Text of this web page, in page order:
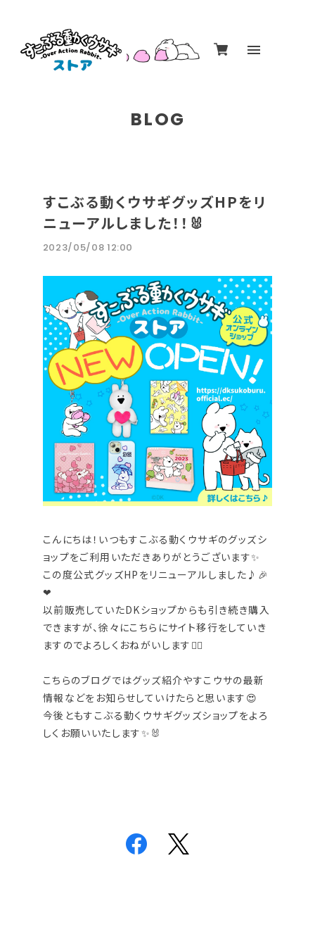
BLOG
すこぶる動くウサギグッズHPをリ
ニューアルしました！！🐰
2023/05/08 12:00
こんにちは！いつもすこぶる動くウサギのグッズシ
ョップをご利用いただきありがとうございます✨
この度公式グッズHPをリニューアルしました♪🎉
❤
以前販売していたDKショップからも引き続き購入
できますが、徐々にこちらにサイト移行をしていき
ますのでよろしくおねがいします🙇‍♀
こちらのブログではグッズ紹介やすこウサの最新
情報などをお知らせしていけたらと思います😍
今後ともすこぶる動くウサギグッズショップをよろ
しくお願いいたします✨🐰